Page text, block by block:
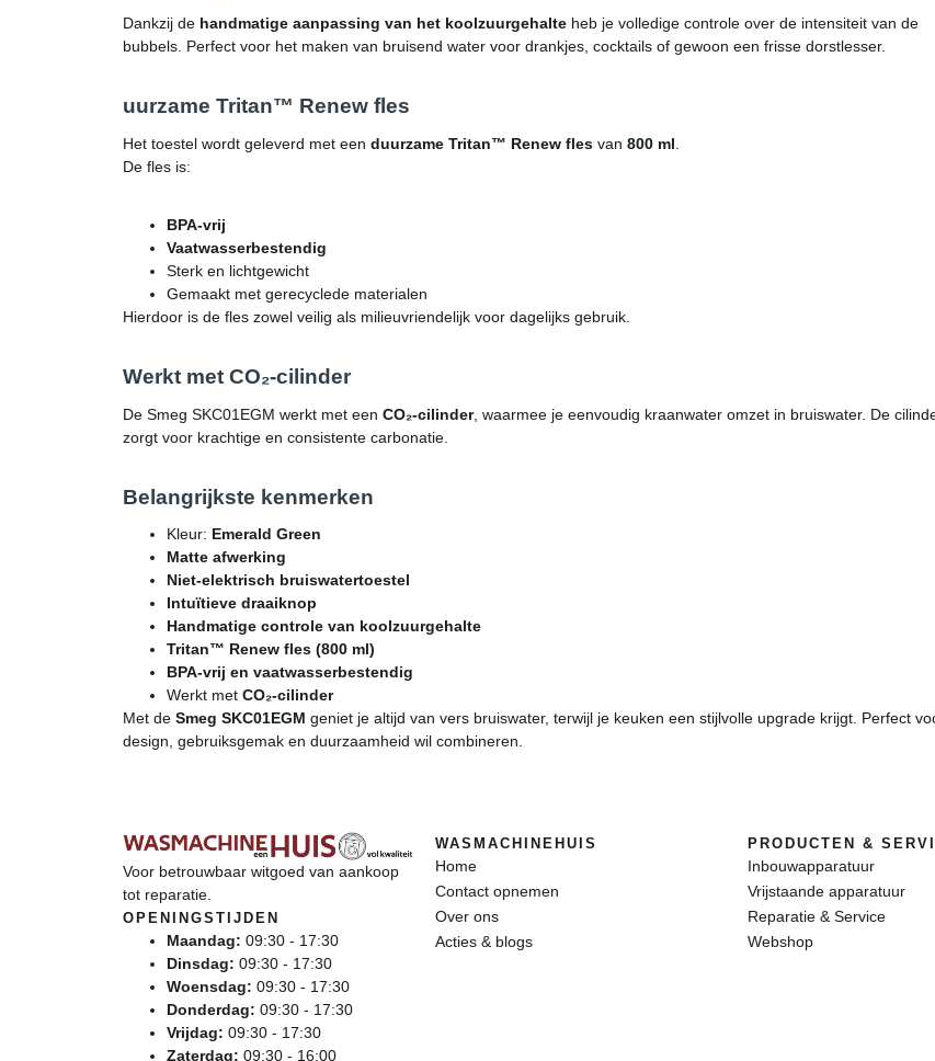
Dankzij de handmatige aanpassing van het koolzuurgehalte heb je volledige controle over de intensiteit van de
bubbels. Perfect voor het maken van bruisend water voor drankjes, cocktails of gewoon een frisse dorstlesser.
uurzame Tritan™ Renew fles
Het toestel wordt geleverd met een duurzame Tritan™ Renew fles van 800 ml
De fles is:
BPA-vrij
Vaatwasserbestendig
Sterk en lichtgewicht
Gemaakt met gerecyclede materialen
Hierdoor is de fles zowel veilig als milieuvriendelijk voor dagelijks gebruik.
Werkt met CO₂-cilinder
De Smeg SKC01EGM werkt met een CO₂-cilinder, waarmee je eenvoudig kraanwater omzet in bruiswater. De
zorgt voor krachtige en consistente carbonatie.
Belangrijkste kenmerken
Kleur: Emerald Green
Matte afwerking
Niet-elektrisch bruiswatertoestel
Intuïtieve draaiknop
Handmatige controle van koolzuurgehalte
Tritan™ Renew fles (800 ml)
BPA-vrij en vaatwasserbestendig
Werkt met CO₂-cilinder
Met de Smeg SKC01EGM geniet je altijd van vers bruiswater, terwijl je keuken een stijlvolle upgrade krijgt. Perfect
design, gebruiksgemak en duurzaamheid wil combineren.
Voor betrouwbaar witgoed van aankoop
tot reparatie.
OPENINGSTIJDEN
Maandag: 09:30 - 17:30
Dinsdag: 09:30 - 17:30
Woensdag: 09:30 - 17:30
Donderdag: 09:30 - 17:30
Vrijdag: 09:30 - 17:30
Zaterdag: 09:30 - 16:00
WASMACHINEHUIS
Home
Contact opnemen
Over ons
Acties & blogs
PRODUCTEN &
Inbouwapparatuur
Vrijstaande apparatuur
Reparatie & Service
Webshop